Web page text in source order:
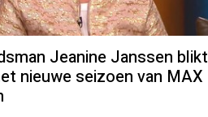
Jeanine Janssen blikt
nieuwe seizoen van MAX